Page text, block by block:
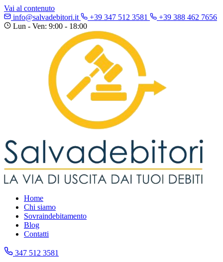
Vai al contenuto
info@salvadebitori.it
+39 347 512 3581
+39 388 462 7656
Lun - Ven: 9:00 - 18:00
Home
Chi siamo
Sovraindebitamento
Blog
Contatti
347 512 3581